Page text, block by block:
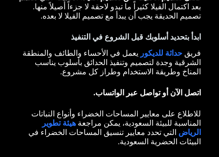
بعد اكتمال الفيلا كثيراً ما تبدو لاحقة لا جزءاً أصيلاً منها.
تصميم الحديقة يجب أن يبدأ مع تصميم الفيلا لا بعده.
ابدأ بتحديد أسلوبك قبل الشروع في التنفيذ
فريق حداثة للديكور يعمل في الأحساء والطائف والمنطقة
الشرقية وجدة لتصميم وتنفيذ الحدائق بأسلوب يناسب
المناخ وطريقة الاستخدام وطراز كل مشروع.
اتصل الآن أو تواصل عبر الواتساب.
للاطلاع على معايير المساحات الخضراء وأنواع النباتات
المناسبة للبيئة السعودية، يمكن مراجعة هيئة تطوير
الرياض التي تحدد معايير تنسيق المساحات الخضراء في
البيئات الحضرية السعودية.